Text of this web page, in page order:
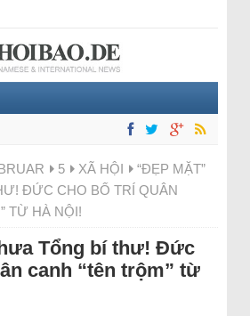
5 XÃ HỘI
“ĐẸP MẶT”
ĐỨC CHO BỐ TRÍ QUÂN
TỪ HÀ NỘI!
Tổng bí thư! Đức
canh “tên trộm” từ